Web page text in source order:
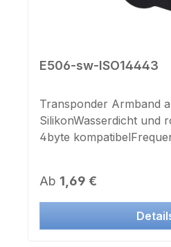
E506-sw-ISO14443
Transponder Armband
SilikonWasserdicht und
4byte
Bandlängevon 152mm
ArmumfangFarbe:
Regulärer Preis:
Ab 1,69 €